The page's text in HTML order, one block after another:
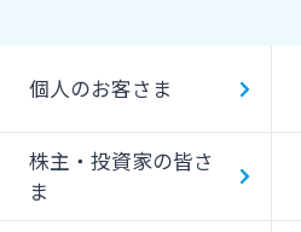
個人のお客さま
株主・投資家の皆さ
ま